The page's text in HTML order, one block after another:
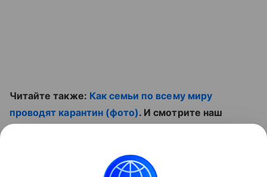
Читайте также: Как семьи по всему миру
проводят карантин (фото). И смотрите наш
Контент недоступен